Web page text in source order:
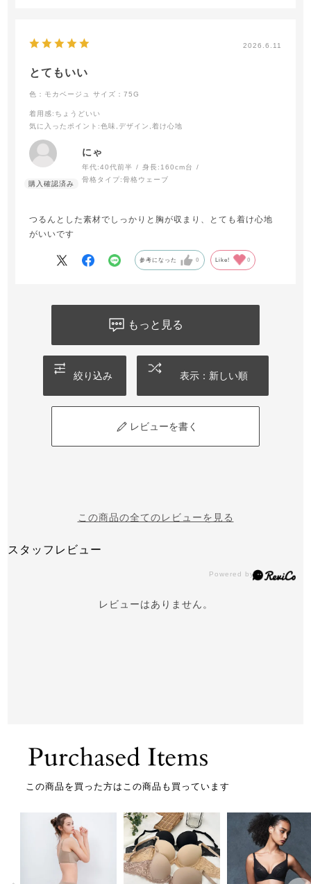
2026.6.11
とてもいい
色：モカベージュ サイズ：75G
着用感:ちょうどいい
気に入ったポイント :色味,デザイン,着け心地
にゃ
年代:40代前半 身長: 160cm台
骨格タイプ:骨格ウェーブ
つるんとした素材でしっかりと胸が収まり、とても着け心地
がいいです
参考になった 0 Like! 0
もっと見る
絞り込み 表示：新しい順
レビューを書く
この商品の全てのレビューを見る
スタッフレビュー
レビューはありません。
この商品を買った方はこの商品も買っています